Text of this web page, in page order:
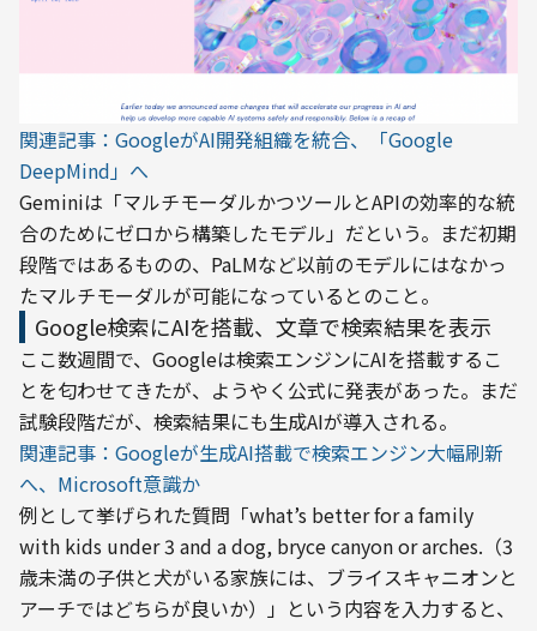
関連記事：GoogleがAI開発組織を統合、「Google
DeepMind」へ
Geminiは「マルチモーダルかつツールとAPIの効率的な統
合のためにゼロから構築したモデル」だという。まだ初期
段階ではあるものの、PaLMなど以前のモデルにはなかっ
たマルチモーダルが可能になっているとのこと。
Google検索にAIを搭載、文章で検索結果を表示
ここ数週間で、Googleは検索エンジンにAIを搭載するこ
とを匂わせてきたが、ようやく公式に発表があった。まだ
試験段階だが、検索結果にも生成AIが導入される。
関連記事：Googleが生成AI搭載で検索エンジン大幅刷新
へ、Microsoft意識か
例として挙げられた質問「what’s better for a family
with kids under 3 and a dog, bryce canyon or arches.（3
歳未満の子供と犬がいる家族には、ブライスキャニオンと
アーチではどちらが良いか）」という内容を入力すると、